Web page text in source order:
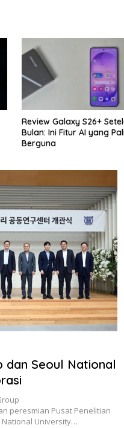
Review Sennheiser MKE
Rekomendasi Mic
Terbaik Buat Kamera & HP
dan Seoul National
peresmian Pusat Penelitian
University…